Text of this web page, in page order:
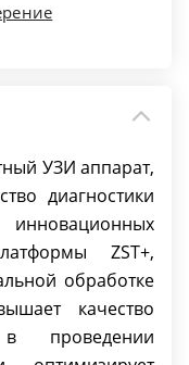
для
заказом)
SSD 1TB
датчиков (4
геля
(по умолчанию
если его
УЗИ аппарат,
диагностики
ZST+,
обработке
качество
проведении